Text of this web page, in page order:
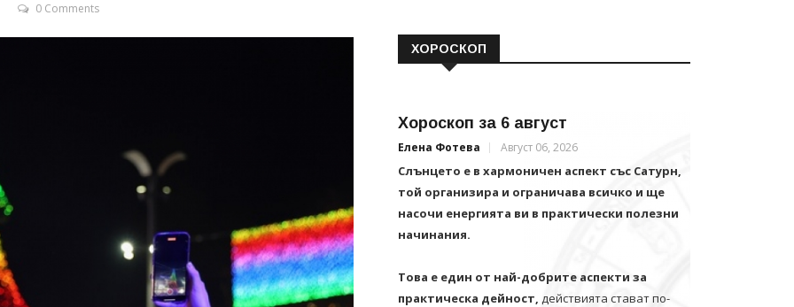
0 Comments
ХОРОСКОП
Хороскоп за 6 август
Елена Фотева Август 06, 2026
Слънцето е в хармоничен аспект със Сатурн,
той организира и ограничава всичко и щe
насочи енергията ви в практически полезни
начинания.
Това е един от най-добрите аспекти за
практическа дейност, действията стават по-